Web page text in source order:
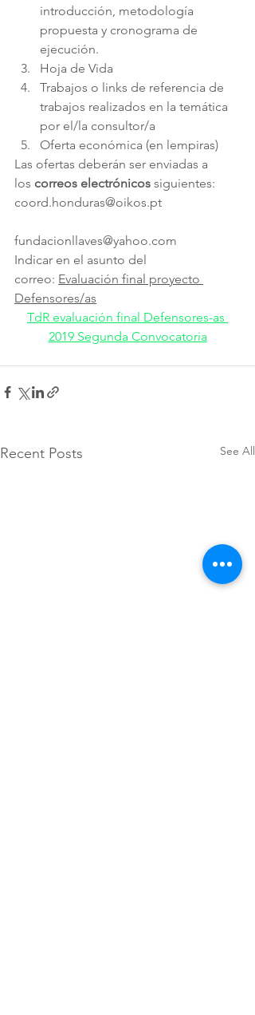
introducción, metodología
propuesta y cronograma de
ejecución.
Hoja de Vida
Trabajos o links de referencia de
trabajos realizados en la temática
por el/la consultor/a
Oferta económica (en lempiras)
Las ofertas deberán ser enviadas a
los correos electrónicos siguientes:
coord.honduras@oikos.pt
fundacionllaves@yahoo.com
Indicar en el asunto del
correo: Evaluación final proyecto
Defensores/as
TdR evaluación final Defensores-as
2019 Segunda Convocatoria
Recent Posts See All